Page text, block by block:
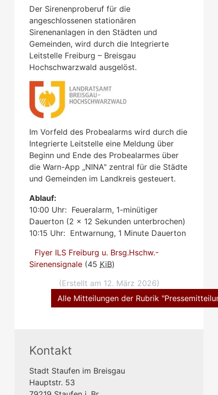
Der Sirenenproberuf für die
angeschlossenen stationären
Sirenenanlagen in den Städten und
Gemeinden, wird durch die Integrierte
Leitstelle Freiburg – Breisgau
Hochschwarzwald ausgelöst.
Im Vorfeld des Probealarms wird durch die
Integrierte Leitstelle eine Meldung über
Beginn und Ende des Probealarmes über
die Warn-App „NINA" zentral für die Städte
und Gemeinden im Landkreis gesteuert.
Ablauf:
10:00 Uhr: Feueralarm, 1-minütiger
Dauerton (2 x 12 Sekunden unterbrochen)
10:15 Uhr: Entwarnung, 1 Minute Dauerton
Flyer ILS Freiburg u. Brsg.Hschw.-
Sirenensignale (45 KiB)
(Erstellt am 12. März 2026)
Alle Mitteilungen der Rubrik
Kontakt
Stadt Staufen im Breisgau
Hauptstr. 53